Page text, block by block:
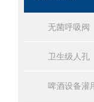
无菌呼吸阀
卫生级人孔
啤酒设备灌